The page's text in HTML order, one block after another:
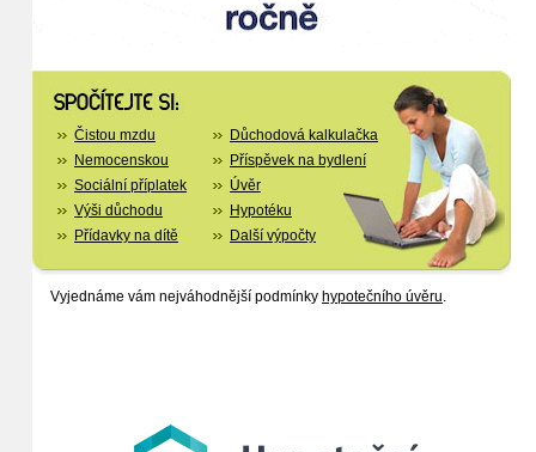
Čistou mzdu
Nemocenskou
Sociální příplatek
Výši důchodu
Přídavky na dítě
Důchodová kalkulačka
Příspěvek na bydlení
Úvěr
Hypotéku
Další výpočty
Vyjednáme vám nejváhodnější podmínky hypotečního úvěru.